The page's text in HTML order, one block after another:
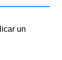
un